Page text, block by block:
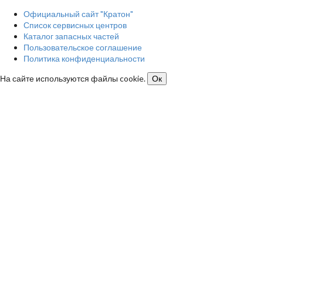
Официальный сайт "Кратон"
Список сервисных центров
Каталог запасных частей
Пользовательское соглашение
Политика конфиденциальности
На сайте используются файлы cookie.
Ок